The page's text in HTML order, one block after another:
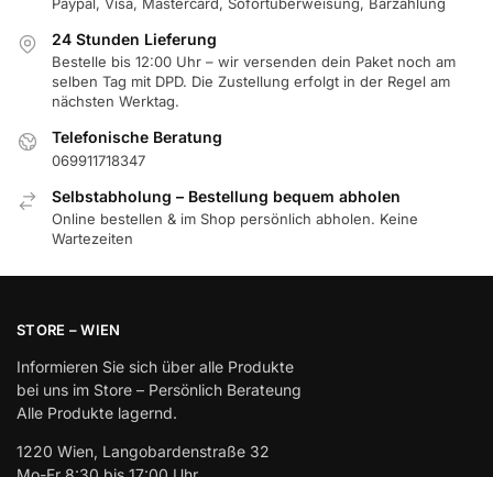
24 Stunden Lieferung
Bestelle bis 12:00 Uhr – wir versenden dein Paket noch am
selben Tag mit DPD. Die Zustellung erfolgt in der Regel am
nächsten Werktag.
Telefonische Beratung
069911718347
Selbstabholung – Bestellung bequem abholen
Online bestellen & im Shop persönlich abholen. Keine
Wartezeiten
STORE – WIEN
Informieren Sie sich über alle Produkte
bei uns im Store – Persönlich Berateung
Alle Produkte lagernd.
1220 Wien, Langobardenstraße 32